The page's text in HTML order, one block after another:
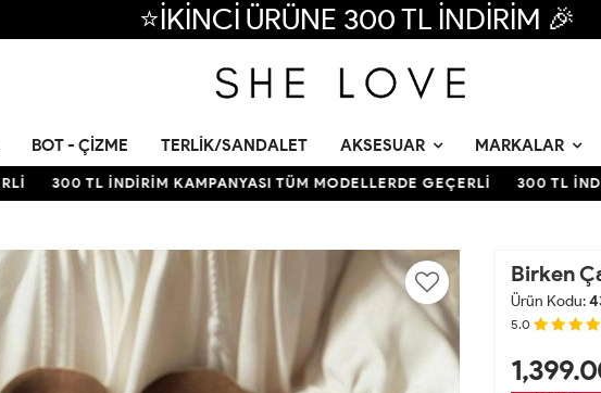
⭐İKİNCİ ÜRÜNE 300 TL İNDİRİM 🎉
BOT - ÇIZME TERLIK/SANDALET AKSESUAR MARKALAR
300 TL İNDİRİM KAMPANYASI TÜM MODELLERDE GEÇERLİ 300 TL
Birken
Ürün Kodu:
5.0